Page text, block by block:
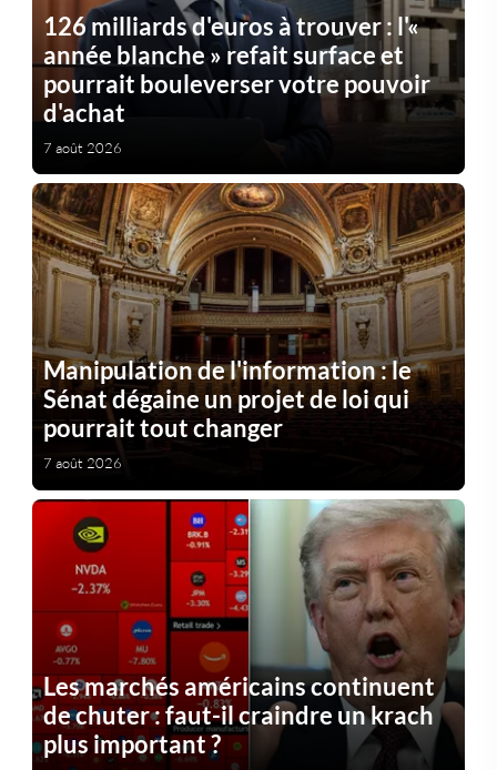
126 milliards d'euros à trouver : l'«
année blanche » refait surface et
pourrait bouleverser votre pouvoir
d'achat
7 août 2026
Manipulation de l'information : le
Sénat dégaine un projet de loi qui
pourrait tout changer
7 août 2026
Les marchés américains continuent
de chuter : faut-il craindre un krach
plus important ?